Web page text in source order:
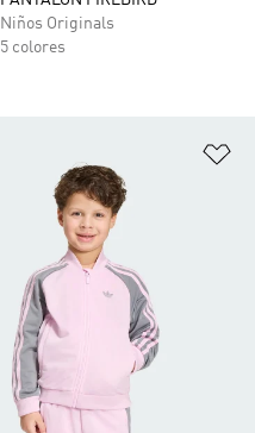
Niños Originals
5 colores